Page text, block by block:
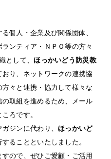
個人・企業及び関係団体、
ンティア・ＮＰＯ等の方々
として、ほっかいどう防災教
おり、ネットワークの連携協
々と連携・協力して様々な
取組を進めるため、メール
ろです。
ジンに代わり、ほっかいど
することといたしました。
ので、ぜひご愛顧・ご活用